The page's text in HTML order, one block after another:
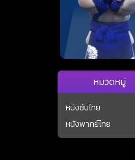
หมวดหมู่
หนังซับไทย
หนังพากย์ไทย